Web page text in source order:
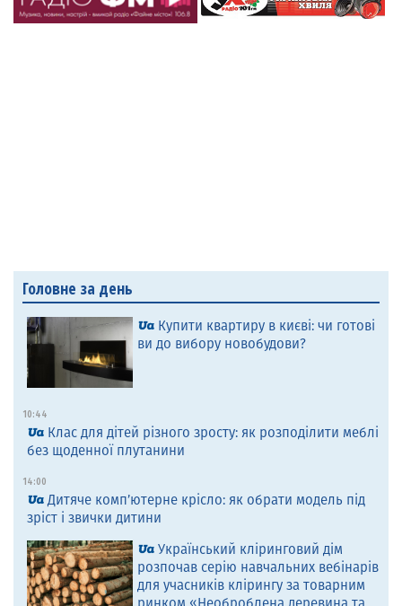
Головне за день
Купити квартиру в києві: чи готові
ви до вибору новобудови?
10:44
Клас для дітей різного зросту: як розподілити меблі
без щоденної плутанини
14:00
Дитяче комп’ютерне крісло: як обрати модель під
зріст і звички дитини
Український кліринговий дім
розпочав серію навчальних вебінарів
для учасників клірингу за товарним